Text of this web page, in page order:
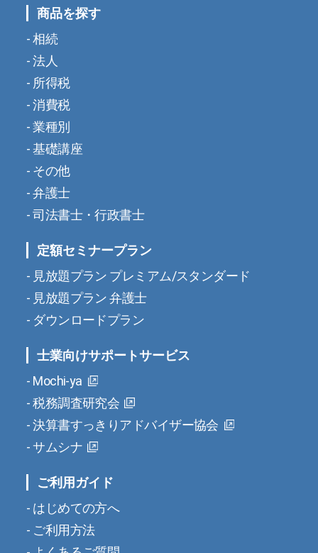
商品を探す
相続
法人
所得税
消費税
業種別
基礎講座
その他
弁護士
司法書士・行政書士
定額セミナープラン
見放題プラン プレミアム/スタンダード
見放題プラン 弁護士
ダウンロードプラン
士業向けサポートサービス
Mochi-ya
税務調査研究会
決算書すっきりアドバイザー協会
サムシナ
ご利用ガイド
はじめての方へ
ご利用方法